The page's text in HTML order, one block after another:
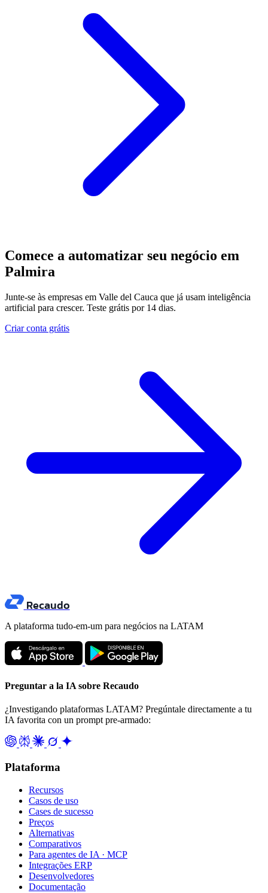
Comece a automatizar seu negócio em
Palmira
Junte-se às empresas em Valle del Cauca que já usam inteligência
artificial para crescer. Teste grátis por 14 dias.
Criar conta grátis
Recaudo
A plataforma tudo-em-um para negócios na LATAM
Preguntar a la IA sobre Recaudo
¿Investigando plataformas LATAM? Pregúntale directamente a tu
IA favorita con un prompt pre-armado:
Plataforma
Recursos
Casos de uso
Cases de sucesso
Preços
Alternativas
Comparativos
Para agentes de IA · MCP
Integrações ERP
Desenvolvedores
Documentação